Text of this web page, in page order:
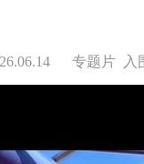
专题片 入